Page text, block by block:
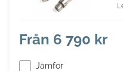
Från 6 790 kr
Jämför